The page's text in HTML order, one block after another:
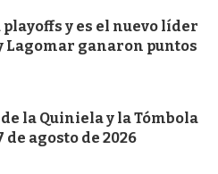
y es el nuevo líder
Lagomar ganaron puntos
la Quiniela y la Tómbola
agosto de 2026